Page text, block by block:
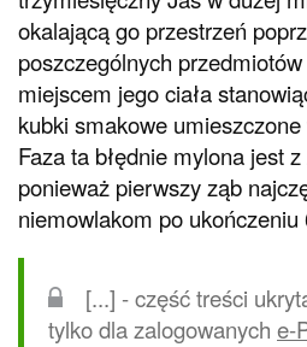
okalającą go przestrzeń
poszczególnych
miejscem jego ciała
kubki smakowe
Faza ta błędnie mylona jest
ponieważ pierwszy ząb
niemowlakom po
[...] - część treści
tylko dla zalogowanych e-